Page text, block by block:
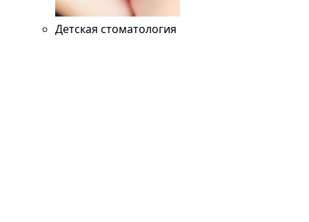
Детская стоматология